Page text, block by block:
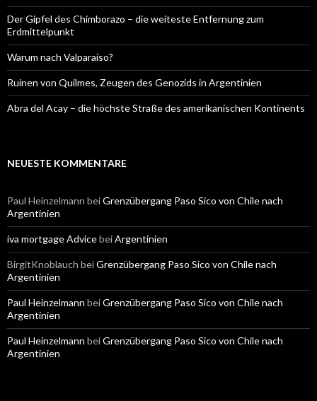
Der Gipfel des Chimborazo – die weiteste Entfernung zum
Erdmittelpunkt
Warum nach Valparaíso?
Ruinen von Quilmes, Zeugen des Genozids in Argentinien
Abra del Acay – die höchste Straße des amerikanischen Kontinents
NEUESTE KOMMENTARE
Paul Heinzelmann beiGrenzübergang Paso Sico von Chile nach
Argentinien
iva mortgage AdvicebeiArgentinien
BirgitKnoblauch beiGrenzübergang Paso Sico von Chile nach
Argentinien
Paul Heinzelmann beiGrenzübergang Paso Sico von Chile nach
Argentinien
Paul Heinzelmann beiGrenzübergang Paso Sico von Chile nach
Argentinien